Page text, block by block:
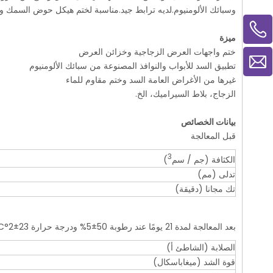
وسبائك الألومنيوم.لديه ترابط جيد.مناسبة لختم هيكل حوض السمك
ميزة
ختم واجهات العرض الزجاجية وخزائن العرض
تطبيق السد للأبواب والنوافذ المصنوعة من سبائك الألومنيوم
غيرها من الأغراض العامة السد وختم مقاوم للماء
الزجاج، بلاط السيراميك، الخ.
بيانات الخصائص
قبل المعالجة
الكثافة (جم / سم3
)
تدلى (مم)
تك مجانا (دقيقة)
بعد المعالجة لمدة 21 يومًا عند رطوبة 50±5% ودرجة حرارة 23±2°C
الصلابة (الشاطئ أ)
قوة الشد (ميغاباسكال)